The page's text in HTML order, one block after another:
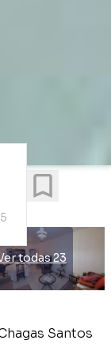
todas 23
Santos